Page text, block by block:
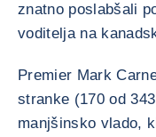
znatno poslabšali
voditelja na
Premier Mark
stranke (170 od
manjšinsko vlado,